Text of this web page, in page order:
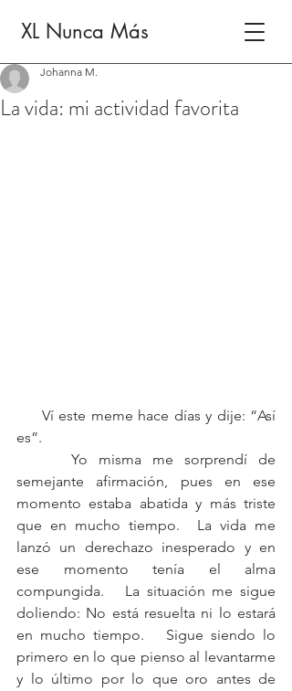
XL Nunca Más
La vida: mi actividad favorita
Johanna M.
es”.
semejante afirmación, pues en ese
momento estaba abatida y más triste
que en mucho tiempo.  La vida me
lanzó un derechazo inesperado y en
ese momento tenía el alma
compungida.   La situación me sigue
doliendo: No está resuelta ni lo estará
en mucho tiempo.   Sigue siendo lo
primero en lo que pienso al levantarme
y lo último por lo que oro antes de